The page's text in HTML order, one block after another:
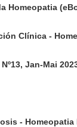
Homeopatia
Clínica -
Jan-Mai
- Homeopatia